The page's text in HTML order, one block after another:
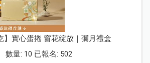
】實心蛋捲 窗花綻放｜彌月禮盒
數量: 10 已報名: 502